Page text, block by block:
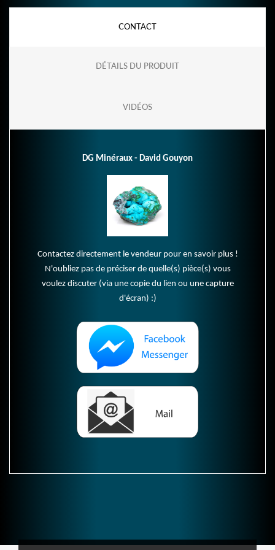
CONTACT
DÉTAILS DU PRODUIT
VIDÉOS
DG Minéraux - David Gouyon
Contactez directement le vendeur pour en savoir plus !
N'oubliez pas de préciser de quelle(s) pièce(s) vous
voulez discuter (via une copie du lien ou une capture
d'écran) :)